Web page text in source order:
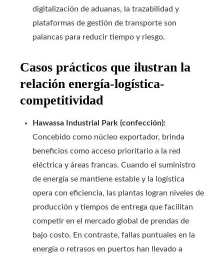
digitalización de aduanas, la trazabilidad y
plataformas de gestión de transporte son
palancas para reducir tiempo y riesgo.
Casos prácticos que ilustran la
relación energía-logística-
competitividad
Hawassa Industrial Park (confección):
Concebido como núcleo exportador, brinda
beneficios como acceso prioritario a la red
eléctrica y áreas francas. Cuando el suministro
de energía se mantiene estable y la logística
opera con eficiencia, las plantas logran niveles de
producción y tiempos de entrega que facilitan
competir en el mercado global de prendas de
bajo costo. En contraste, fallas puntuales en la
energía o retrasos en puertos han llevado a